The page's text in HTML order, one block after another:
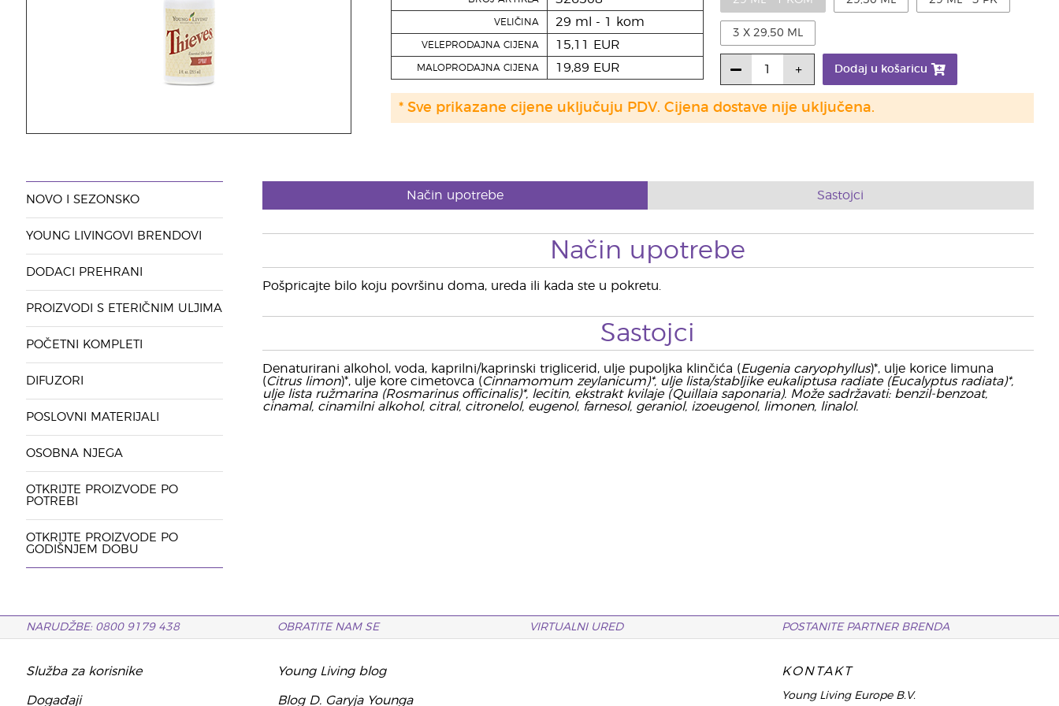
VELIČINA 29 ml - 1 kom
VELEPRODAJNA CIJENA 15,11 EUR
MALOPRODAJNA CIJENA 19,89 EUR
3 X 29,50 ML
Dodaj u košaricu
* Sve prikazane cijene uključuju PDV. Cijena dostave nije uključena.
NOVO I SEZONSKO
YOUNG LIVINGOVI BRENDOVI
DODACI PREHRANI
PROIZVODI S ETERIČNIM ULJIMA
POČETNI KOMPLETI
DIFUZORI
POSLOVNI MATERIJALI
OSOBNA NJEGA
OTKRIJTE PROIZVODE PO
POTREBI
OTKRIJTE PROIZVODE PO
GODIŠNJEM DOBU
Način upotrebe Sastojci
Način upotrebe
Pošpricajte bilo koju površinu doma, ureda ili kada ste u pokretu.
Sastojci
Denaturirani alkohol, voda, kaprilni/kaprinski triglicerid, ulje pupoljka klinčića (Eugenia caryophyllus)*, ulje korice limuna
(Citrus limon)*, ulje kore cimetovca (Cinnamomum zeylanicum)*, ulje lista/stabljike eukaliptusa radiate (Eucalyptus radiata)*,
ulje lista ružmarina (Rosmarinus officinalis)*, lecitin, ekstrakt kvilaje (Quillaia saponaria). Može sadržavati: benzil-benzoat,
cinamal, cinamilni alkohol, citral, citronelol, eugenol, farnesol, geraniol, izoeugenol, limonen, linalol.
NARUDŽBE: 0800 9179 438 OBRATITE NAM SE VIRTUALNI URED POSTANITE PARTNER BRENDA
Služba za korisnike
Događaji
Young Living blog
Blog D. Garyja Younga
KONTAKT
Young Living Europe B.V.